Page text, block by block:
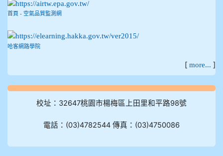
首頁 - 空氣品質監測網
哈客網路學院
[ more... ]
校址：32647桃園市楊梅區上田里和平路98號
電話：(03)4782544 傳真：(03)4750086